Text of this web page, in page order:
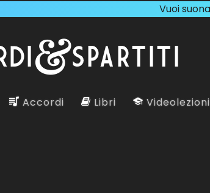
Vuoi
Accordi Libri Videolezioni